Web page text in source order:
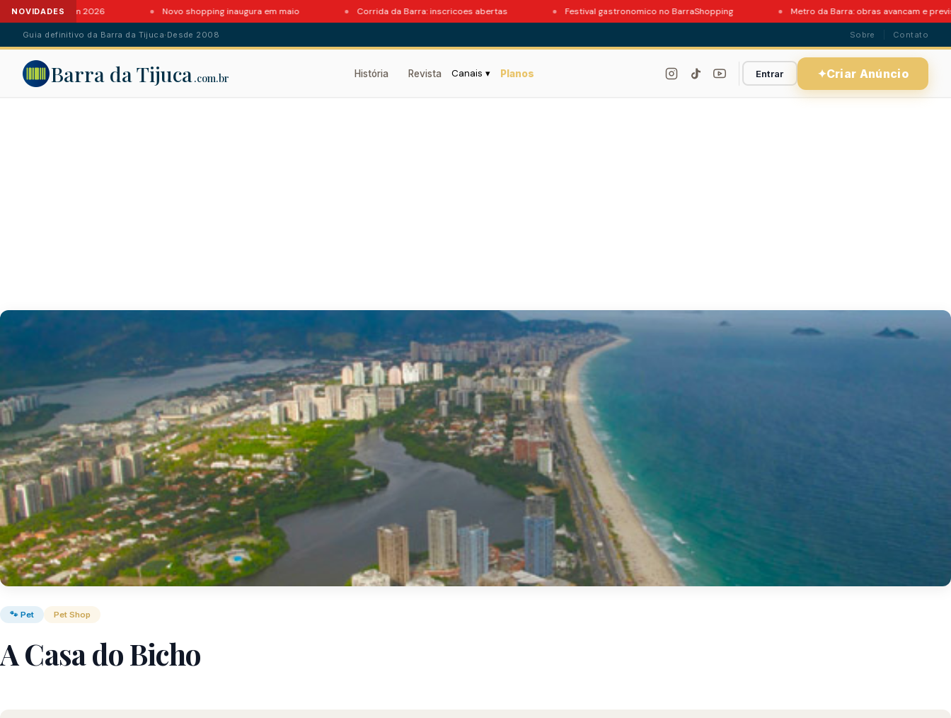
NOVIDADES
Barra em 2026 Novo shopping inaugura em maio Corrida da Barra: inscricoes abertas Festival gastronomico no BarraShopping Metro da Barra: obras avancam e previsao de
Guia definitivo da Barra da Tijuca· Desde 2008 Sobre Contato
Barra da Tijuca .com.br História Revista Canais ▾ Planos Entrar ✦Criar Anúncio
🐾 Pet Pet Shop
A Casa do Bicho